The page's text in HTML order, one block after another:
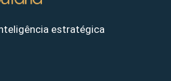
estratégica